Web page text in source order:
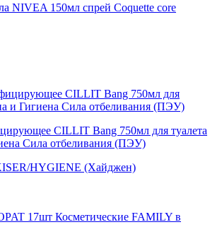
NIVEA 150мл спрей Coquette core
CILLIT Bang 750мл для туалета
Сила отбеливания (ПЭУ)
HYGIENE (Хайджен)